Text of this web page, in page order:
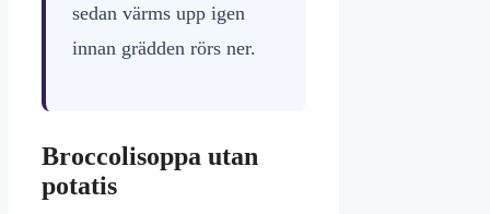
sedan värms upp igen
innan grädden rörs ner.
Broccolisoppa utan
potatis